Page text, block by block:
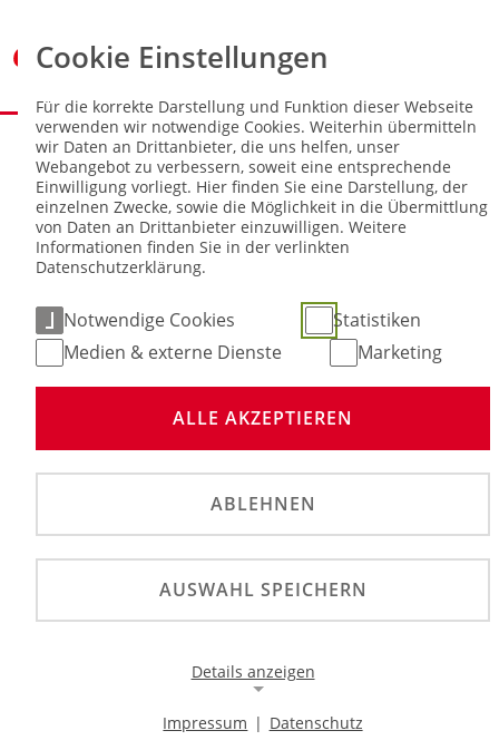
Sie sind hier: NEWS
Jetzt bewerben: FuturE-Programm
der DSEE für junge Engagierte im
Ehrenamt
11. Jun 2025
Die Deutsche Stiftung für Engagement und
Ehrenamt unterstützt deinen Weg ins Ehrenamt!
FuturEein praxisnahes
27 Jahre), die Führungsverantwortung übernehmen
Cookie Einstellungen
Für die korrekte Darstellung und Funktion dieser Webseite
verwenden wir notwendige Cookies. Weiterhin übermitteln
wir Daten an Drittanbieter, die uns helfen, unser
Webangebot zu verbessern, soweit eine entsprechende
Einwilligung vorliegt. Hier finden Sie eine Darstellung, der
einzelnen Zwecke, sowie die Möglichkeit in die Übermittlung
von Daten an Drittanbieter einzuwilligen. Weitere
Informationen finden Sie in der verlinkten
Datenschutzerklärung.
Notwendige Cookies
Statistiken
Medien & externe Dienste
Marketing
ALLE AKZEPTIEREN
ABLEHNEN
AUSWAHL SPEICHERN
Details anzeigen
Impressum | Datenschutz